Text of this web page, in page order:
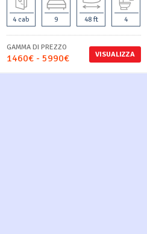
4 cab 9 48 ft 4
VISUALIZZA
GAMMA DI PREZZO
1460€ - 5990€